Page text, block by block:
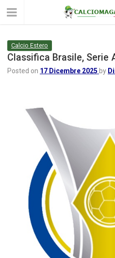
Calcio Estero
Classifica Brasile, Serie
Posted on 17 Dicembre 2025 by